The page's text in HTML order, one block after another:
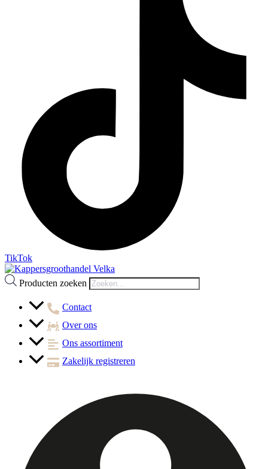
TikTok
Producten zoeken
Contact
Over ons
Ons assortiment
Zakelijk registreren